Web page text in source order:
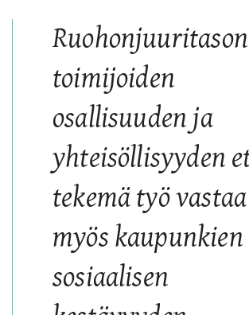
Ruohonjuuritason
toimijoiden
osallisuuden ja
yhteisöllisyyden
tekemä työ vastaa
myös kaupunkien
sosiaalisen